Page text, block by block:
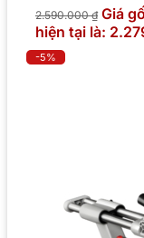
2.590.000₫ Giá
hiện tại là:
-5%